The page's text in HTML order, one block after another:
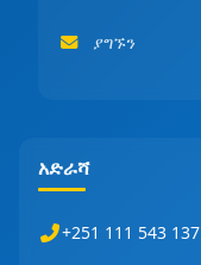
ያግኙን
አድራሻ
+251 111 543 137